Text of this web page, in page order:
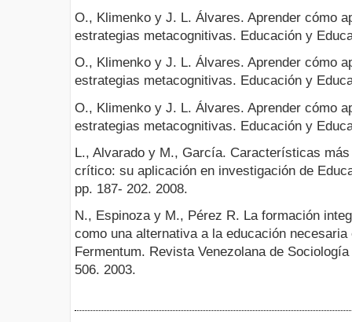
O., Klimenko y J. L. Álvares. Aprender cómo
estrategias metacognitivas. Educación y
O., Klimenko y J. L. Álvares. Aprender cómo
estrategias metacognitivas. Educación y
O., Klimenko y J. L. Álvares. Aprender cómo
estrategias metacognitivas. Educación y
L., Alvarado y M., García. Características
crítico: su aplicación en investigación de
pp. 187- 202. 2008.
N., Espinoza y M., Pérez R. La formación
como una alternativa a la educación
Fermentum. Revista Venezolana de
506. 2003.